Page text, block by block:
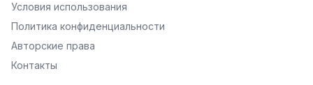
Условия использования
Политика конфиденциальности
Авторские права
Контакты